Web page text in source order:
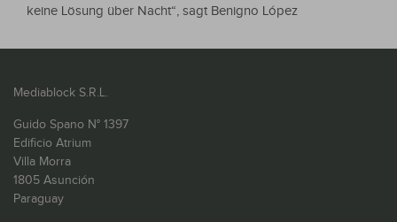
keine Lösung über Nacht“, sagt Benigno López
Mediablock S.R.L.
Guido Spano N° 1397
Edificio Atrium
Villa Morra
1805 Asunción
Paraguay